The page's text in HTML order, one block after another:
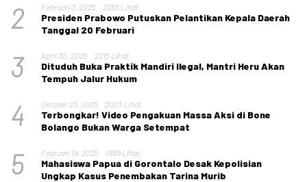
2 Februari 3, 2025 2265 Lihat
Presiden Prabowo Putuskan Pelantikan Kepala Daerah
Tanggal 20 Februari
3 April 30, 2026 2215 Lihat
Dituduh Buka Praktik Mandiri Ilegal, Mantri Heru Akan
Tempuh Jalur Hukum
4 Oktober 23, 2025 2023 Lihat
Terbongkar! Video Pengakuan Massa Aksi di Bone
Bolango Bukan Warga Setempat
5 Februari 19, 2025 1989 Lihat
Mahasiswa Papua di Gorontalo Desak Kepolisian
Ungkap Kasus Penembakan Tarina Murib